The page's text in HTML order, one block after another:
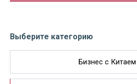
Выберите категорию
Бизнес с Китаем